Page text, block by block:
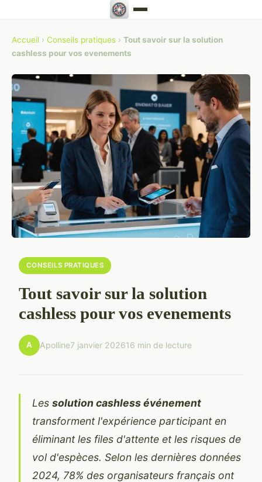
Accueil › Conseils pratiques › Tout savoir sur la solution
cashless pour vos evenements
CONSEILS PRATIQUES
Tout savoir sur la solution
cashless pour vos evenements
A Apolline7 janvier 202616 min de lecture
Les solution cashless événement
transforment l'expérience participant en
éliminant les files d'attente et les risques de
vol d'espèces. Selon les dernières données
2024, 78% des organisateurs français ont